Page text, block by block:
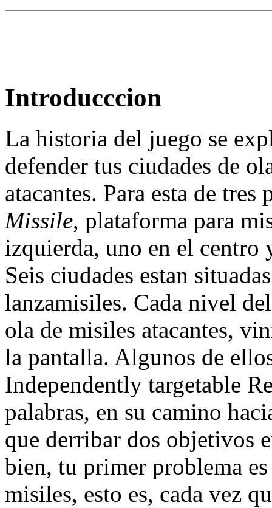
Introducccion
La historia del juego se
defender tus ciudades de
atacantes. Para esta de
Missile, plataforma para
izquierda, uno en el centro
Seis ciudades estan
lanzamisiles. Cada nivel
ola de misiles atacantes,
la pantalla. Algunos de
Independently targetable
palabras, en su camino
que derribar dos objetivos
bien, tu primer problema
misiles, esto es, cada vez